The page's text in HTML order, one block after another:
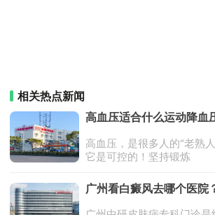
相关热点新闻
高血压适合什么运动降血
高血压，是很多人的“老熟
它是可控的！坚持锻炼
广州看白癜风去哪个医院